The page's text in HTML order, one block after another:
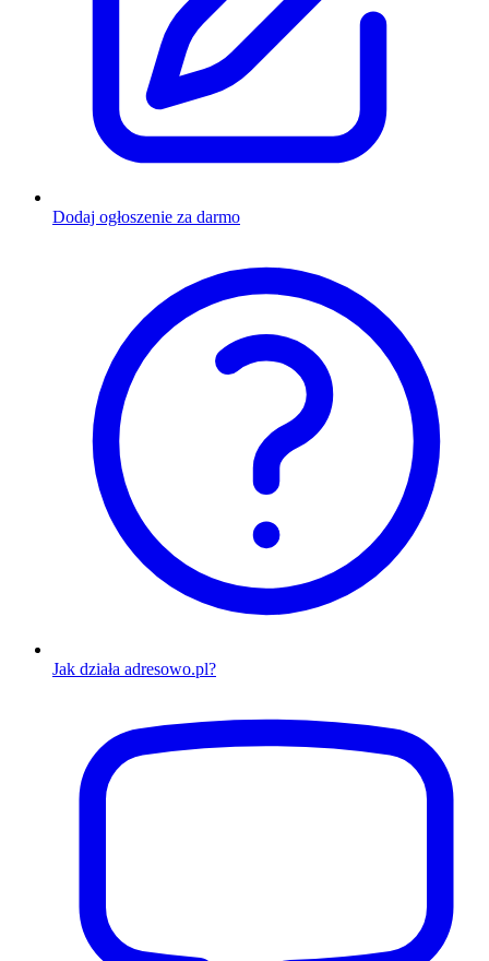
Dodaj ogłoszenie za darmo
Jak działa adresowo.pl?